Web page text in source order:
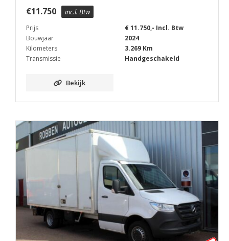
€11.750 inc.l. Btw
Prijs
€ 11.750,- Incl. Btw
Bouwjaar
2024
Kilometers
3.269 Km
Transmissie
Handgeschakeld
Bekijk